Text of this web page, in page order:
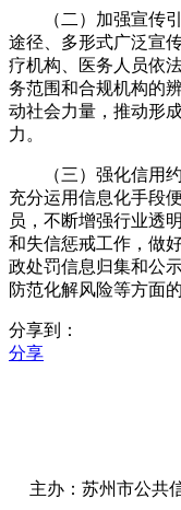
（二）加强宣传
途径、多形式广泛宣
疗机构、医务人员依
务范围和合规机构的
动社会力量，推动形
力。
（三）强化信用
充分运用信息化手段
员，不断增强行业透
和失信惩戒工作，做
政处罚信息归集和公
防范化解风险等方面
分享到：
分享
主办：苏州市公共